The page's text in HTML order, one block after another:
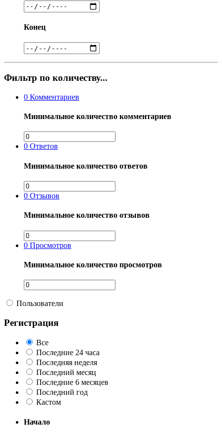
Конец
Фильтр по количеству...
0 Комментариев
Минимальное количество комментариев
0 Ответов
Минимальное количество ответов
0 Отзывов
Минимальное количество отзывов
0 Просмотров
Минимальное количество просмотров
Пользователи
Регистрация
Все
Последние 24 часа
Последняя неделя
Последний месяц
Последние 6 месяцев
Последний год
Кастом
Начало